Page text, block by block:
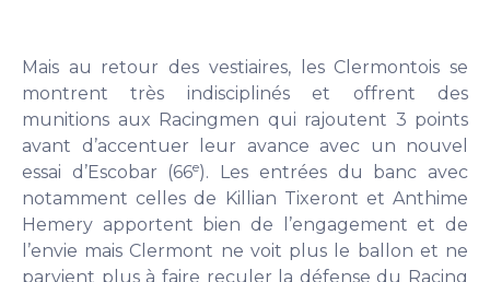
Mais au retour des vestiaires, les Clermontois se
montrent très indisciplinés et offrent des
munitions aux Racingmen qui rajoutent 3 points
avant d’accentuer leur avance avec un nouvel
essai d’Escobar (66e). Les entrées du banc avec
notamment celles de Killian Tixeront et Anthime
Hemery apportent bien de l’engagement et de
l’envie mais Clermont ne voit plus le ballon et ne
parvient plus à faire reculer la défense du Racing